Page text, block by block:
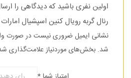
اولین نفری باشید که دیدگاهی را
رنال گربه رویال کنین اسپشیال
نشانی ایمیل ضروری نیست در صورت
شد. بخش‌های موردنیاز علامت‌گذاری